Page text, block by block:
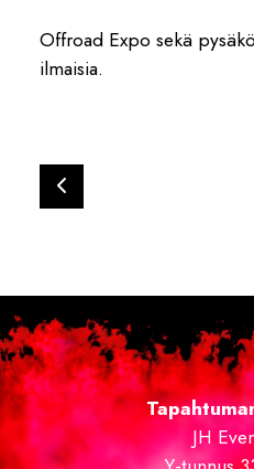
Offroad Expo sekä
ilmaisia.
JH